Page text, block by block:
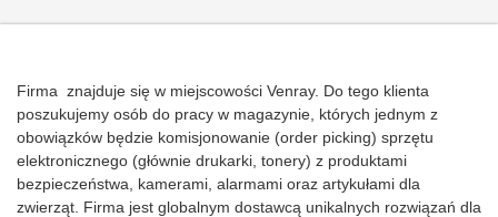
Firma znajduje się w miejscowości Venray. Do tego klienta
poszukujemy osób do pracy w magazynie, których jednym z
obowiązków będzie komisjonowanie (order picking) sprzętu
elektronicznego (głównie drukarki, tonery) z produktami
bezpieczeństwa, kamerami, alarmami oraz artykułami dla
zwierząt. Firma jest globalnym dostawcą unikalnych rozwiązań dla